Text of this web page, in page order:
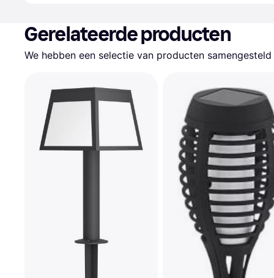
Gerelateerde producten
We hebben een selectie van producten